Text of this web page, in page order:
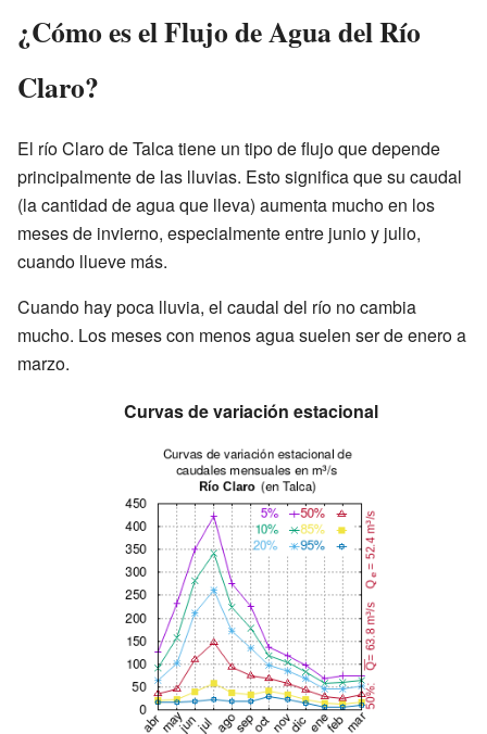
¿Cómo es el Flujo de Agua del Río
Claro?
El río Claro de Talca tiene un tipo de flujo que depende
principalmente de las lluvias. Esto significa que su caudal
(la cantidad de agua que lleva) aumenta mucho en los
meses de invierno, especialmente entre junio y julio,
cuando llueve más.
Cuando hay poca lluvia, el caudal del río no cambia
mucho. Los meses con menos agua suelen ser de enero a
marzo.
Curvas de variación estacional